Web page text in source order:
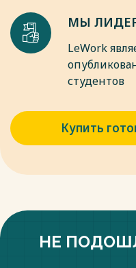
направлении, но в
инвестиционных расходах.
Весь текст будет
МЫ
LeWork
студентов
Купить
НЕ